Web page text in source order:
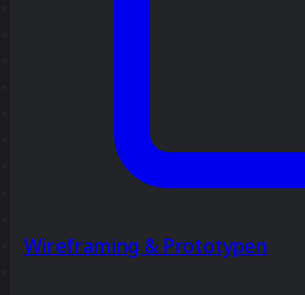
Wireframing & Prototypen